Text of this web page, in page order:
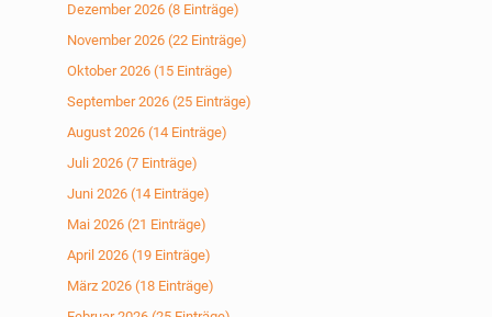
Dezember 2026 (8 Einträge)
November 2026 (22 Einträge)
Oktober 2026 (15 Einträge)
September 2026 (25 Einträge)
August 2026 (14 Einträge)
Juli 2026 (7 Einträge)
Juni 2026 (14 Einträge)
Mai 2026 (21 Einträge)
April 2026 (19 Einträge)
März 2026 (18 Einträge)